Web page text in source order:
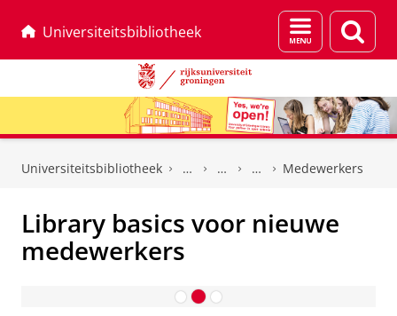
Universiteitsbibliotheek
Menu
en
Universiteitsbibliotheek Medewerkers
Library basics voor nieuwe
medewerkers
Workshops